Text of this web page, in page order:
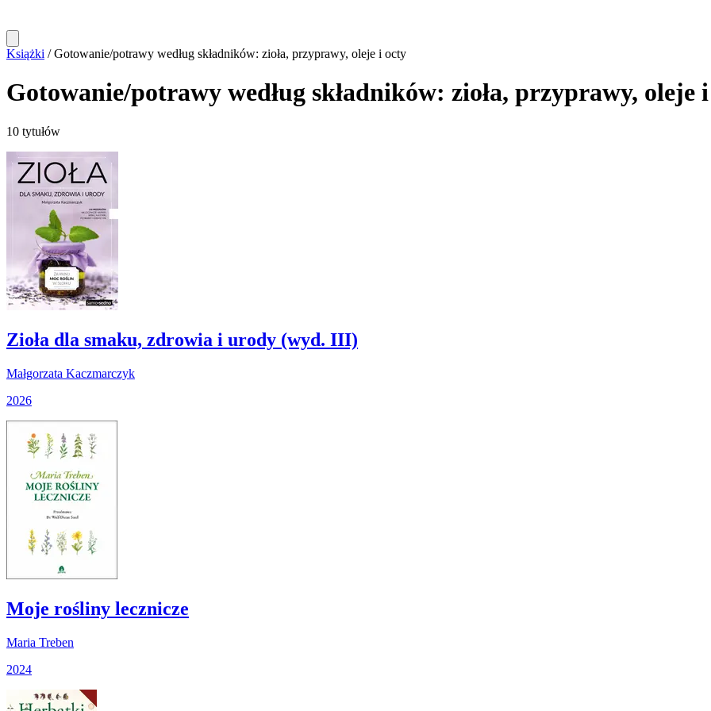
Książki / Gotowanie/potrawy według składników: zioła, przyprawy, oleje i octy
Gotowanie/potrawy według składników: zioła, przyprawy, oleje
10 tytułów
Zioła dla smaku, zdrowia i urody (wyd. III)
Małgorzata Kaczmarczyk
2026
Moje rośliny lecznicze
Maria Treben
2024